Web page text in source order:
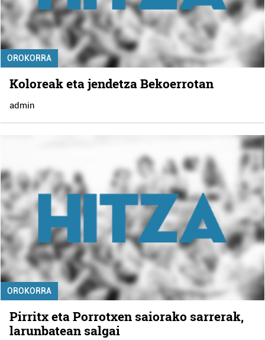
OROKORRA
Koloreak eta jendetza Bekoerrotan
admin
OROKORRA
Pirritx eta Porrotxen saiorako sarrerak,
larunbatean salgai